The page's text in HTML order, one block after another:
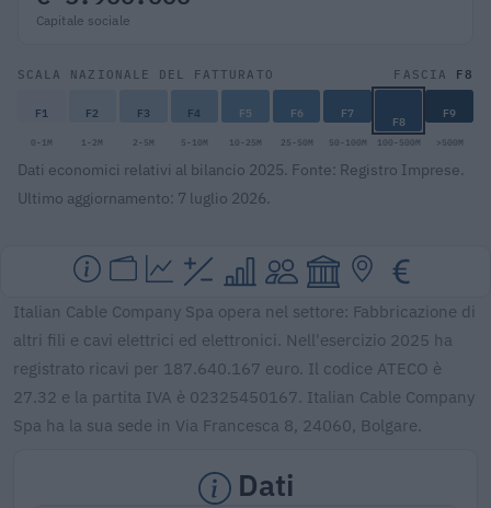
Capitale sociale
SCALA NAZIONALE DEL FATTURATO FASCIA F8
F1 F2 F3 F4 F5 F6 F7 F8 F9
0-1M 1-2M 2-5M 5-10M 10-25M 25-50M 50-100M 100-500M >500M
Dati economici relativi al bilancio 2025. Fonte: Registro Imprese.
Ultimo aggiornamento: 7 luglio 2026.
Italian Cable Company Spa opera nel settore: Fabbricazione di
altri fili e cavi elettrici ed elettronici. Nell'esercizio 2025 ha
registrato ricavi per 187.640.167 euro. Il codice ATECO è
27.32 e la partita IVA è 02325450167. Italian Cable Company
Spa ha la sua sede in Via Francesca 8, 24060, Bolgare.
Dati